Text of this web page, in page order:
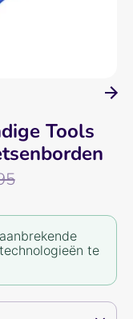
Tools
te